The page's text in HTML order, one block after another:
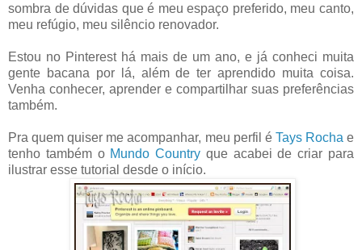
sombra de dúvidas que é meu espaço preferido, meu canto,
meu refúgio, meu silêncio renovador.
Estou no Pinterest há mais de um ano, e já conheci muita
gente bacana por lá, além de ter aprendido muita coisa.
Venha conhecer, aprender e compartilhar suas preferências
também.
Pra quem quiser me acompanhar, meu perfil é Tays Rocha e
tenho também o Mundo Country que acabei de criar para
ilustrar esse tutorial desde o início.